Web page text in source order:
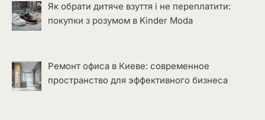
Як обрати дитяче взуття і не переплатити:
покупки з розумом в Kinder Moda
Ремонт офиса в Киеве: современное
пространство для эффективного бизнеса